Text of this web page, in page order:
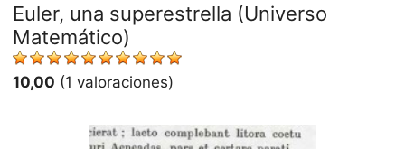
Euler, una superestrella (Universo
Matemático)
10,00 (1 valoraciones)